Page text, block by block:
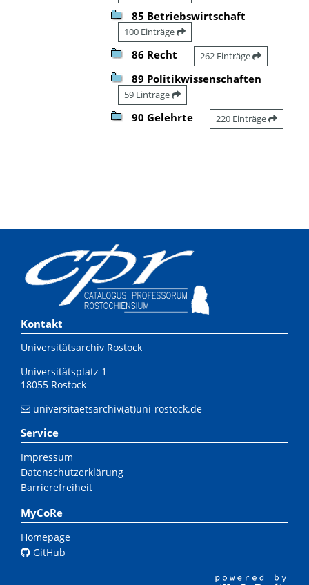
85 Betriebswirtschaft
100 Einträge
86 Recht 262 Einträge
89 Politikwissenschaften
59 Einträge
90 Gelehrte 220 Einträge
Kontakt
Universitätsarchiv Rostock
Universitätsplatz 1
18055 Rostock
universitaetsarchiv(at)uni-rostock.de
Service
Impressum
Datenschutzerklärung
Barrierefreiheit
MyCoRe
Homepage
GitHub